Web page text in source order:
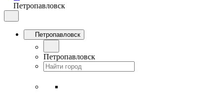
Петропавловск
Петропавловск
Петропавловск